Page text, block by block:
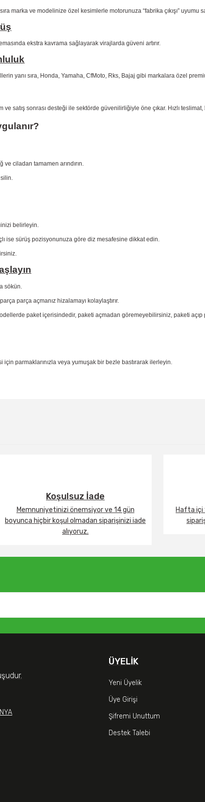
marka ve modelinize özel kesimlerle motorunuza “fabrika çıkışı” uyumu
ekstra kavrama sağlayarak virajlarda güveni artırır.
yanı sıra, Honda, Yamaha, CfMoto, Rks, Bajaj gibi markalara özel
satış sonrası desteği ile sektörde güvenilirliğiyle öne çıkar. Hızlı
ciladan tamamen arındırın.
belirleyin.
ise sürüş pozisyonunuza göre diz mesafesine dikkat edin.
sökün.
parça açmanız hizalamayı kolaylaştırır.
paket içerisindedir, paketi açmadan göremeyebilirsiniz, paketi açıp
parmaklarınızla veya yumuşak bir bezle bastırarak ilerleyin.
Koşulsuz İade
Memnuniyetinizi önemsiyor ve 14 gün
boyunca hiçbir koşul olmadan siparişinizi iade
alıyoruz.
Hafta içi
ÜYELIK
Yeni Üyelik
Üye Girişi
Şifremi Unuttum
Destek Talebi